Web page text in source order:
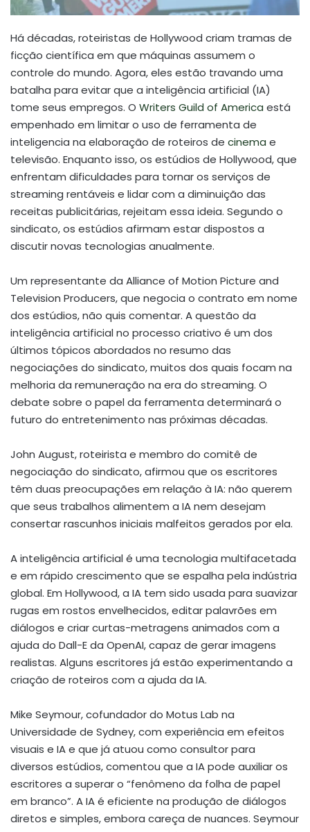
Há décadas, roteiristas de Hollywood criam tramas de
ficção científica em que máquinas assumem o
controle do mundo. Agora, eles estão travando uma
batalha para evitar que a inteligência artificial (IA)
tome seus empregos. O Writers Guild of America está
empenhado em limitar o uso de ferramenta de
inteligencia na elaboração de roteiros de cinema e
televisão. Enquanto isso, os estúdios de Hollywood, que
enfrentam dificuldades para tornar os serviços de
streaming rentáveis e lidar com a diminuição das
receitas publicitárias, rejeitam essa ideia. Segundo o
sindicato, os estúdios afirmam estar dispostos a
discutir novas tecnologias anualmente.
Um representante da Alliance of Motion Picture and
Television Producers, que negocia o contrato em nome
dos estúdios, não quis comentar. A questão da
inteligência artificial no processo criativo é um dos
últimos tópicos abordados no resumo das
negociações do sindicato, muitos dos quais focam na
melhoria da remuneração na era do streaming. O
debate sobre o papel da ferramenta determinará o
futuro do entretenimento nas próximas décadas.
John August, roteirista e membro do comitê de
negociação do sindicato, afirmou que os escritores
têm duas preocupações em relação à IA: não querem
que seus trabalhos alimentem a IA nem desejam
consertar rascunhos iniciais malfeitos gerados por ela.
A inteligência artificial é uma tecnologia multifacetada
e em rápido crescimento que se espalha pela indústria
global. Em Hollywood, a IA tem sido usada para suavizar
rugas em rostos envelhecidos, editar palavrões em
diálogos e criar curtas-metragens animados com a
ajuda do Dall-E da OpenAI, capaz de gerar imagens
realistas. Alguns escritores já estão experimentando a
criação de roteiros com a ajuda da IA.
Mike Seymour, cofundador do Motus Lab na
Universidade de Sydney, com experiência em efeitos
visuais e IA e que já atuou como consultor para
diversos estúdios, comentou que a IA pode auxiliar os
escritores a superar o “fenômeno da folha de papel
em branco”. A IA é eficiente na produção de diálogos
diretos e simples, embora careça de nuances. Seymour